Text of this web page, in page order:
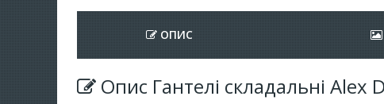
ОПИС
Опис Гантелі складальні Alex